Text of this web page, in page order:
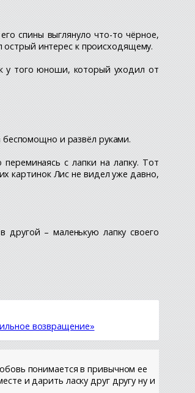
спины выглянуло что-то чёрное,
острый интерес к происходящему.
у того юноши, который уходил от
и развёл руками.
с лапки на лапку. Тот
картинок Лис не видел уже давно,
– маленькую лапку своего
возвращение»
понимается в привычном ее
и дарить ласку друг другу ну и